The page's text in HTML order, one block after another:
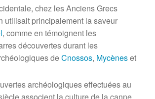
chez les Anciens Grecs
utilisait principalement la saveur
, comme en témoignent les
découvertes durant les
deCnossos, Mycèneset
archéologiques effectuées au
associent la culture de la canne